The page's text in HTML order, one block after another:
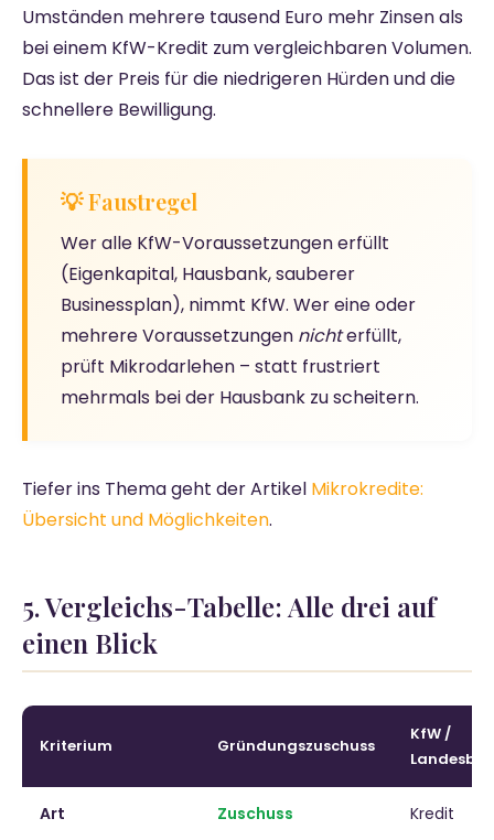
Umständen mehrere tausend Euro mehr Zinsen als
bei einem KfW-Kredit zum vergleichbaren Volumen.
Das ist der Preis für die niedrigeren Hürden und die
schnellere Bewilligung.
💡 Faustregel
Wer alle KfW-Voraussetzungen erfüllt
(Eigenkapital, Hausbank, sauberer
Businessplan), nimmt KfW. Wer eine oder
mehrere Voraussetzungen nichterfüllt,
prüft Mikrodarlehen – statt frustriert
mehrmals bei der Hausbank zu scheitern.
Tiefer ins Thema geht der Artikel Mikrokredite:
Übersicht und Möglichkeiten.
5. Vergleichs-Tabelle: Alle drei auf
einen Blick
Kriterium Gründungszuschuss
KfW /
Art Zuschuss Kredit